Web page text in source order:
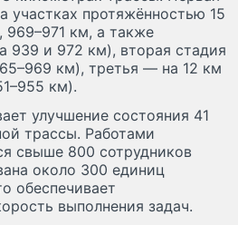
участках протяжённостью 15
969–971 км, а также
939 и 972 км), вторая стадия
км), третья — на 12 км
км).
улучшение состояния 41
трассы. Работами
свыше 800 сотрудников
около 300 единиц
обеспечивает
выполнения задач.